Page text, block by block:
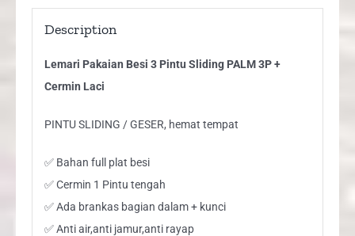
Description
Lemari Pakaian Besi 3 Pintu Sliding PALM 3P +
Cermin Laci
PINTU SLIDING / GESER, hemat tempat
✅ Bahan full plat besi
✅ Cermin 1 Pintu tengah
✅ Ada brankas bagian dalam + kunci
✅ Anti air,anti jamur,anti rayap